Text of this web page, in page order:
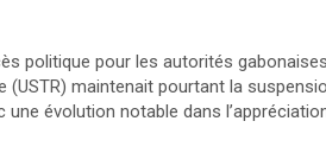
politique pour les autorités
maintenait pourtant la
évolution notable dans